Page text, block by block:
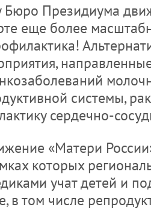
Бюро Президиума
еще более
системы,
сердечно-
«Матери
которых
учат детей и
в том числе